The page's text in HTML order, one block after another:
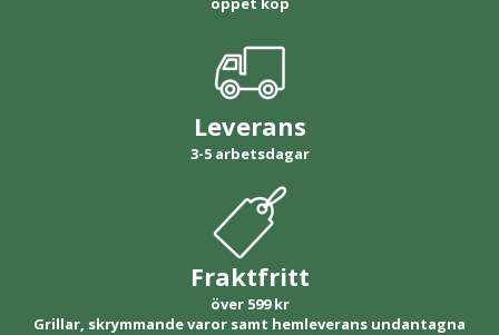
Leverans
3-5 arbetsdagar
Fraktfritt
över 599 kr
Grillar, skrymmande varor samt hemleverans undantagna